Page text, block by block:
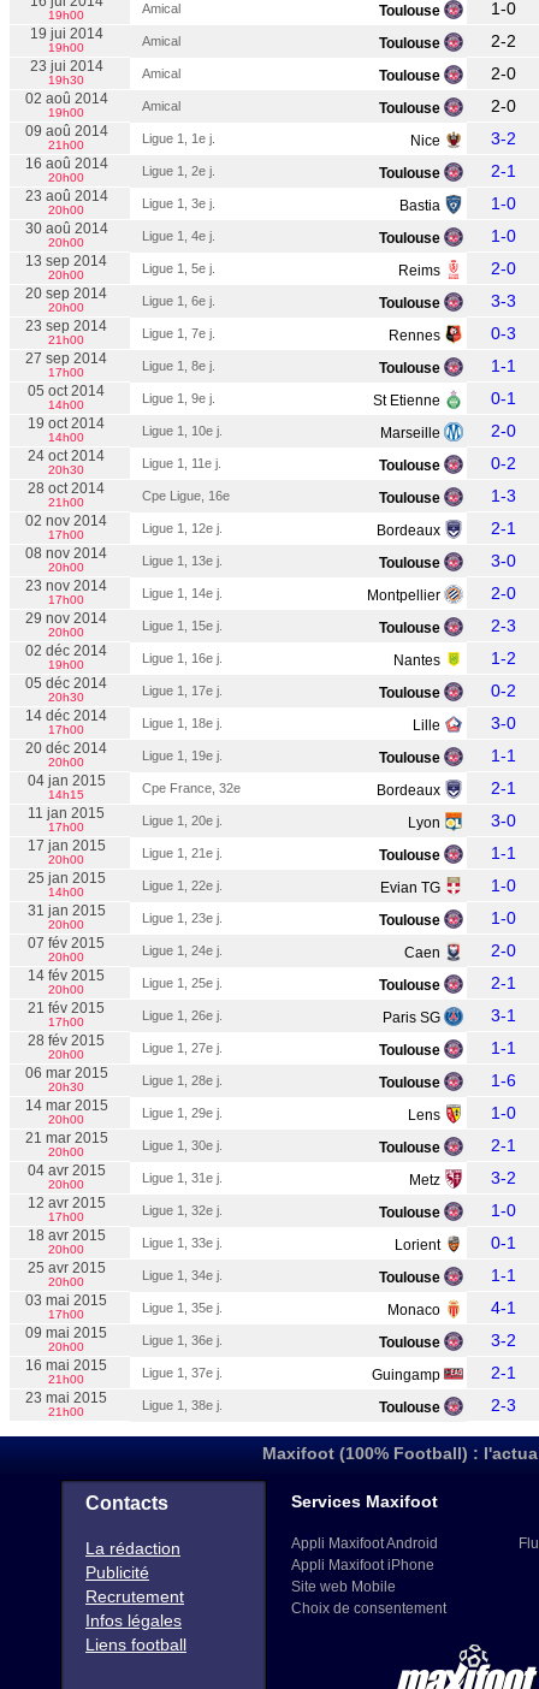
19h00 Amical Toulouse 1-0
19 jui 2014
19h00 Amical Toulouse 2-2
23 jui 2014
19h30 Amical Toulouse 2-0
02 aoû 2014
19h00 Amical Toulouse 2-0
09 aoû 2014
21h00 Ligue 1, 1e j. Nice 3-2
16 aoû 2014
20h00 Ligue 1, 2e j. Toulouse 2-1
23 aoû 2014
20h00 Ligue 1, 3e j. Bastia 1-0
30 aoû 2014
20h00 Ligue 1, 4e j. Toulouse 1-0
13 sep 2014
20h00 Ligue 1, 5e j. Reims 2-0
20 sep 2014
20h00 Ligue 1, 6e j. Toulouse 3-3
23 sep 2014
21h00 Ligue 1, 7e j. Rennes 0-3
27 sep 2014
17h00 Ligue 1, 8e j. Toulouse 1-1
05 oct 2014
14h00 Ligue 1, 9e j. St Etienne 0-1
19 oct 2014
14h00 Ligue 1, 10e j. Marseille 2-0
24 oct 2014
20h30 Ligue 1, 11e j. Toulouse 0-2
28 oct 2014
21h00 Cpe Ligue, 16e Toulouse 1-3
02 nov 2014
17h00 Ligue 1, 12e j. Bordeaux 2-1
08 nov 2014
20h00 Ligue 1, 13e j. Toulouse 3-0
23 nov 2014
17h00 Ligue 1, 14e j. Montpellier 2-0
29 nov 2014
20h00 Ligue 1, 15e j. Toulouse 2-3
02 déc 2014
19h00 Ligue 1, 16e j. Nantes 1-2
05 déc 2014
20h30 Ligue 1, 17e j. Toulouse 0-2
14 déc 2014
17h00 Ligue 1, 18e j. Lille 3-0
20 déc 2014
20h00 Ligue 1, 19e j. Toulouse 1-1
04 jan 2015
14h15 Cpe France, 32e Bordeaux 2-1
11 jan 2015
17h00 Ligue 1, 20e j. Lyon 3-0
17 jan 2015
20h00 Ligue 1, 21e j. Toulouse 1-1
25 jan 2015
14h00 Ligue 1, 22e j. Evian TG 1-0
31 jan 2015
20h00 Ligue 1, 23e j. Toulouse 1-0
07 fév 2015
20h00 Ligue 1, 24e j. Caen 2-0
14 fév 2015
20h00 Ligue 1, 25e j. Toulouse 2-1
21 fév 2015
17h00 Ligue 1, 26e j. Paris SG 3-1
28 fév 2015
20h00 Ligue 1, 27e j. Toulouse 1-1
06 mar 2015
20h30 Ligue 1, 28e j. Toulouse 1-6
14 mar 2015
20h00 Ligue 1, 29e j. Lens 1-0
21 mar 2015
20h00 Ligue 1, 30e j. Toulouse 2-1
04 avr 2015
20h00 Ligue 1, 31e j. Metz 3-2
12 avr 2015
17h00 Ligue 1, 32e j. Toulouse 1-0
18 avr 2015
20h00 Ligue 1, 33e j. Lorient 0-1
25 avr 2015
20h00 Ligue 1, 34e j. Toulouse 1-1
03 mai 2015
17h00 Ligue 1, 35e j. Monaco 4-1
09 mai 2015
20h00 Ligue 1, 36e j. Toulouse 3-2
16 mai 2015
21h00 Ligue 1, 37e j. Guingamp 2-1
23 mai 2015
21h00 Ligue 1, 38e j. Toulouse 2-3
Maxifoot (100% Football) :
Contacts
La rédaction
Publicité
Recrutement
Infos légales
Liens football
Services Maxifoot
Appli Maxifoot Android
Appli Maxifoot iPhone
Site web Mobile
Choix de consentement